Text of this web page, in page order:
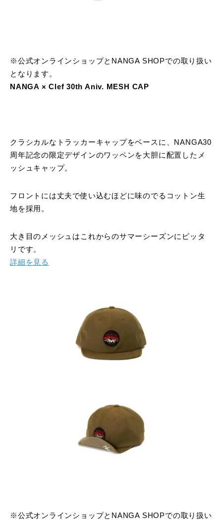
※公式オンラインショップとNANGA SHOPでの取り扱い
となります。
NANGA × Clef 30th Aniv. MESH CAP
クラシカルなトラッカーキャップをベースに、NANGA30
周年記念の限定デザインのワッペンを大胆に配置したメ
ッシュキャップ。
フロントには丈夫で使い込むほどに味のでるコットン生
地を採用。
大き目のメッシュはこれからのサマーシーズンにピッタ
リです。
詳細を見る
※公式オンラインショップとNANGA SHOPでの取り扱い